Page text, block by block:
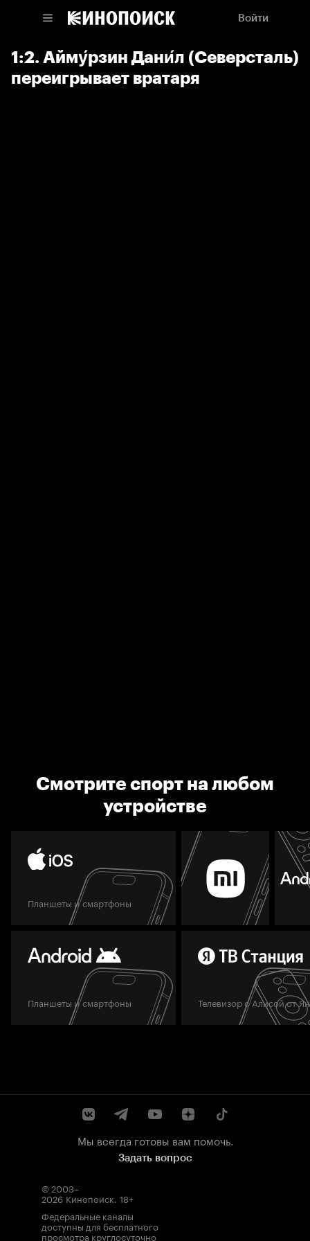
Войти
1:2. Айму́рзин Дани́л (Северсталь)
переигрывает вратаря
Смотрите спорт на любом
устройстве
Планшеты и смартфоны
Планшеты и смартфоны Телевизор с Алисой от
Мы всегда готовы вам помочь.
Задать вопрос
© 2003–
2026 Кинопоиск. 18+
Федеральные каналы
доступны для бесплатного
просмотра круглосуточно